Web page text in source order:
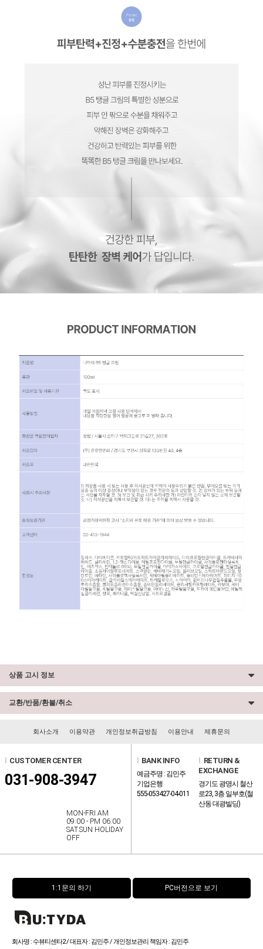
상품 고시 정보
교환/반품/환불/취소
회사소개 이용약관 개인정보취급방침 이용안내 제휴문의
l CUSTOMER CENTER
031-908-3947
MON-FRI AM
09:00 - PM 06:00
SAT.SUN HOLIDAY
OFF
l BANK INFO
예금주명 : 김민주
기업은행
555-053427-04-011
l RETURN &
EXCHANGE
경기도 광명시 철산
로23, 3층 일부호(철
산동 대광빌딩)
1:1문의 하기 PC버전으로 보기
회사명 : 수뷰티센타2 / 대표자 : 김민주 / 개인정보관리 책임자 : 김민주